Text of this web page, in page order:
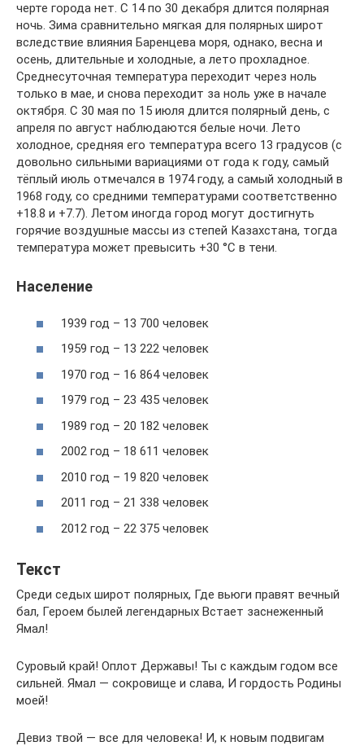
черте города нет. С 14 по 30 декабря длится полярная
ночь. Зима сравнительно мягкая для полярных широт
вследствие влияния Баренцева моря, однако, весна и
осень, длительные и холодные, а лето прохладное.
Среднесуточная температура переходит через ноль
только в мае, и снова переходит за ноль уже в начале
октября. С 30 мая по 15 июля длится полярный день, с
апреля по август наблюдаются белые ночи. Лето
холодное, средняя его температура всего 13 градусов (с
довольно сильными вариациями от года к году, самый
тёплый июль отмечался в 1974 году, а самый холодный в
1968 году, со средними температурами соответственно
+18.8 и +7.7). Летом иногда город могут достигнуть
горячие воздушные массы из степей Казахстана, тогда
температура может превысить +30 °C в тени.
Население
1939 год – 13 700 человек
1959 год – 13 222 человек
1970 год – 16 864 человек
1979 год – 23 435 человек
1989 год – 20 182 человек
2002 год – 18 611 человек
2010 год – 19 820 человек
2011 год – 21 338 человек
2012 год – 22 375 человек
Текст
Среди седых широт полярных, Где вьюги правят вечный
бал, Героем былей легендарных Встает заснеженный
Ямал!
Суровый край! Оплот Державы! Ты с каждым годом все
сильней. Ямал — сокровище и слава, И гордость Родины
моей!
Девиз твой — все для человека! И, к новым подвигам